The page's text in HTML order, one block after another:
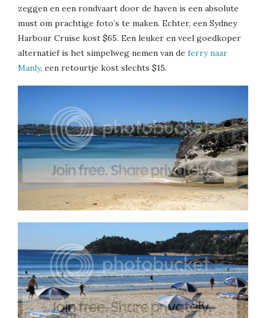
zeggen en een rondvaart door de haven is een absolute
must om prachtige foto’s te maken. Echter, een Sydney
Harbour Cruise kost $65. Een leuker en veel goedkoper
alternatief is het simpelweg nemen van de ferry naar
Manly, een retourtje kost slechts $15.